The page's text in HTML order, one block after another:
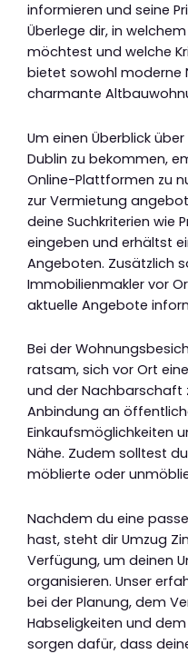
informieren und seine
Überlege dir, in
möchtest und welche
bietet sowohl moderne
charmante
Um einen Überblick
Dublin zu bekommen,
Online-Plattformen zu
zur Vermietung
deine Suchkriterien wie
eingeben und erhältst
Angeboten. Zusätzlich
Immobilienmakler vor
aktuelle Angebote
Bei der
ratsam, sich vor Ort
und der Nachbarschaft
Anbindung an
Einkaufsmöglichkeiten
Nähe. Zudem solltest
möblierte oder
Nachdem du eine
hast, steht dir Umzug
Verfügung, um deinen
organisieren. Unser
bei der Planung, dem
Habseligkeiten und
sorgen dafür, dass